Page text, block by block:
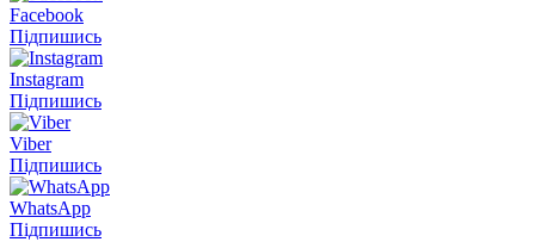
Facebook
Підпишись
Instagram
Підпишись
Viber
Підпишись
WhatsApp
Підпишись